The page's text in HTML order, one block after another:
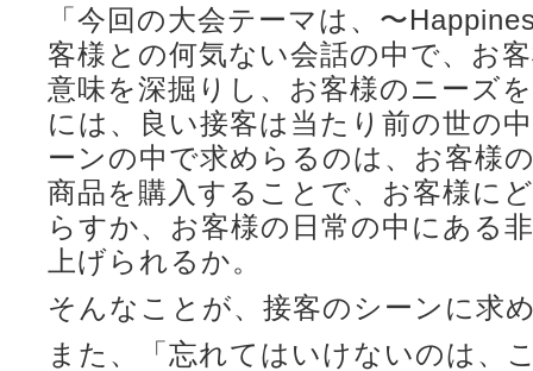
「今回の大会テーマは、〜
客様との何気ない会話の中で、お
意味を深掘りし、お客様のニーズ
には、良い接客は当たり前の世の
ーンの中で求めらるのは、お客様
商品を購入することで、お客様に
らすか、お客様の日常の中にある
上げられるか。
そんなことが、接客のシーンに求
また、「忘れてはいけないのは、